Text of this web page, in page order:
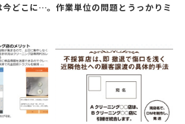
どこに…。作業単位の問題とうっかりミ